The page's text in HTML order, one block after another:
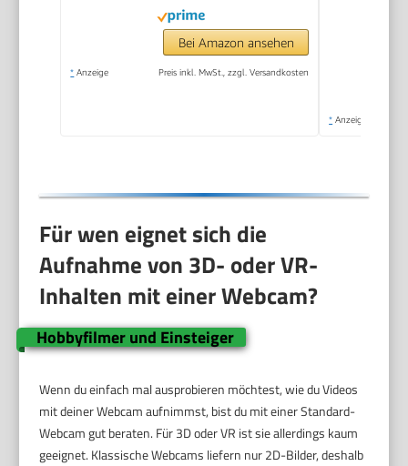
Bei Amazon ansehen
* Anzeige Preis inkl. MwSt., zzgl. Versandkosten
* Anzeige
Für wen eignet sich die
Aufnahme von 3D- oder VR-
Inhalten mit einer Webcam?
Hobbyfilmer und Einsteiger
Wenn du einfach mal ausprobieren möchtest, wie du Videos
mit deiner Webcam aufnimmst, bist du mit einer Standard-
Webcam gut beraten. Für 3D oder VR ist sie allerdings kaum
geeignet. Klassische Webcams liefern nur 2D-Bilder, deshalb